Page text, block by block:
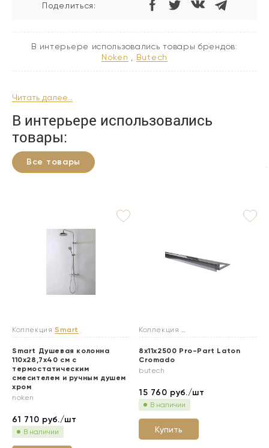
В интерьере использовались товары брендов:
noken
butech
Читать далее...
Поделиться:
В интерьере использовались
товары:
Все товары
Коллекция Smart
Smart Душевая колонна
110х28,7х40 см с
термостатическим
смесителем и ручным душем
хром
noken
61 710 руб./шт
В наличии
Коллекция
Профили и плинтусы
8x11x2500 Pro-Part Laton
Cromado
butech
15 760 руб./шт
В наличии
Купить